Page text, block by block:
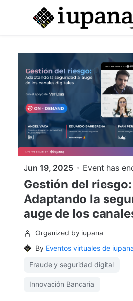
Skip to main content
Jun 19, 2025 Event has
Gestión del riesgo:
Adaptando la
auge de los
Organized by iupana
By Eventos virtuales de iupana
Fraude y seguridad digital
Innovación Bancaria